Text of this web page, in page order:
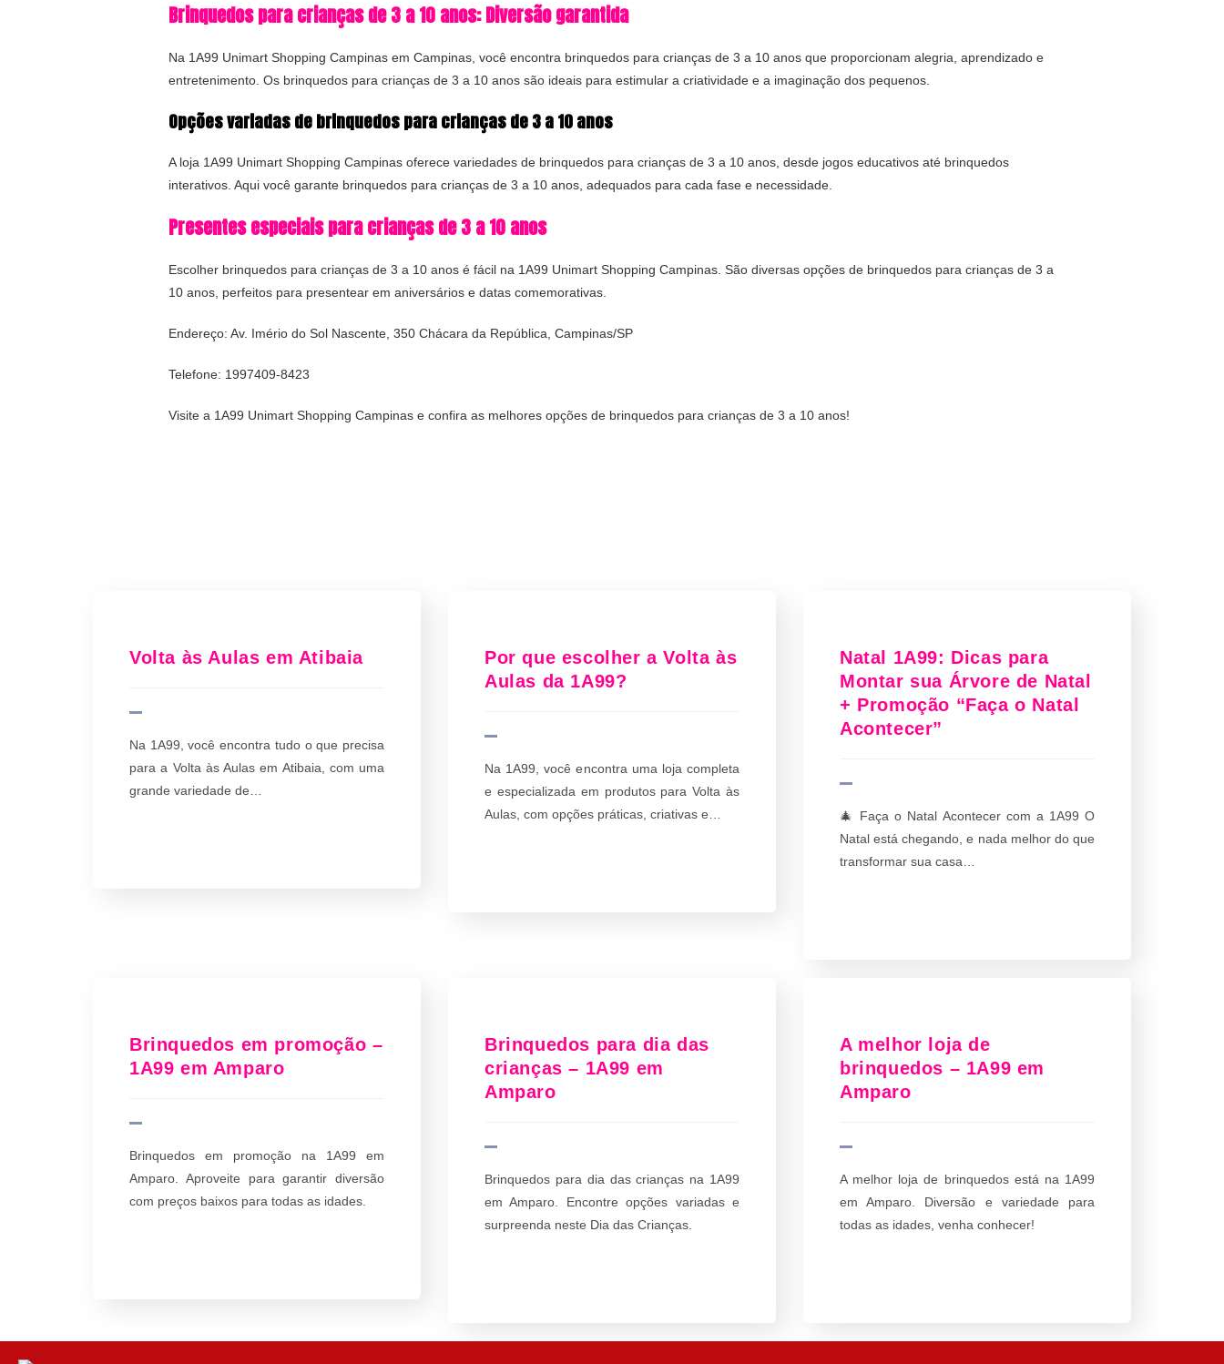
Brinquedos para crianças de 3 a 10 anos: Diversão garantida
Na 1A99 Unimart Shopping Campinas em Campinas, você encontra brinquedos para crianças de 3 a 10 anos que proporcionam alegria, aprendizado e
entretenimento. Os brinquedos para crianças de 3 a 10 anos são ideais para estimular a criatividade e a imaginação dos pequenos.
Opções variadas de brinquedos para crianças de 3 a 10 anos
A loja 1A99 Unimart Shopping Campinas oferece variedades de brinquedos para crianças de 3 a 10 anos, desde jogos educativos até brinquedos
interativos. Aqui você garante brinquedos para crianças de 3 a 10 anos, adequados para cada fase e necessidade.
Presentes especiais para crianças de 3 a 10 anos
Escolher brinquedos para crianças de 3 a 10 anos é fácil na 1A99 Unimart Shopping Campinas. São diversas opções de brinquedos para crianças de 3 a
10 anos, perfeitos para presentear em aniversários e datas comemorativas.
Endereço: Av. Imério do Sol Nascente, 350 Chácara da República, Campinas/SP
Telefone: 1997409-8423
Visite a 1A99 Unimart Shopping Campinas e confira as melhores opções de brinquedos para crianças de 3 a 10 anos!
Volta às Aulas em Atibaia
Na 1A99, você encontra tudo o que precisa
para a Volta às Aulas em Atibaia, com uma
grande variedade de…
Por que escolher a Volta às
Aulas da 1A99?
Na 1A99, você encontra uma loja completa
e especializada em produtos para Volta às
Aulas, com opções práticas, criativas e…
Natal 1A99: Dicas para
Montar sua Árvore de Natal
+ Promoção “Faça o Natal
Acontecer”
🎄 Faça o Natal Acontecer com a 1A99 O
Natal está chegando, e nada melhor do que
transformar sua casa…
Brinquedos em promoção –
1A99 em Amparo
Brinquedos em promoção na 1A99 em
Amparo. Aproveite para garantir diversão
com preços baixos para todas as idades.
Brinquedos para dia das
crianças – 1A99 em
Amparo
Brinquedos para dia das crianças na 1A99
em Amparo. Encontre opções variadas e
surpreenda neste Dia das Crianças.
A melhor loja de
brinquedos – 1A99 em
Amparo
A melhor loja de brinquedos está na 1A99
em Amparo. Diversão e variedade para
todas as idades, venha conhecer!